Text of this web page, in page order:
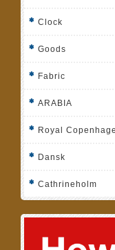
Clock
Goods
Fabric
ARABIA
Royal
Dansk
Cathrineholm